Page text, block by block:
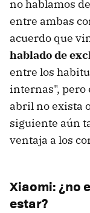
no hablamos
entre ambas
acuerdo que
hablado de
entre los
internas", pero
abril no exista
siguiente aún
ventaja a los
Xiaomi: ¿no
estar?